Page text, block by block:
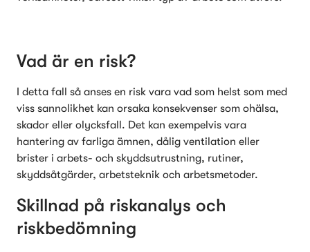
Vad är en risk?
I detta fall så anses en risk vara vad som helst som med
viss sannolikhet kan orsaka konsekvenser som ohälsa,
skador eller olycksfall. Det kan exempelvis vara
hantering av farliga ämnen, dålig ventilation eller
brister i arbets- och skyddsutrustning, rutiner,
skyddsåtgärder, arbetsteknik och arbetsmetoder.
Skillnad på riskanalys och
riskbedömning